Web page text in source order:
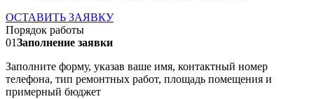
ОСТАВИТЬ ЗАЯВКУ
Порядок работы
01Заполнение заявки
Заполните форму, указав ваше имя, контактный номер
телефона, тип ремонтных работ, площадь помещения и
примерный бюджет